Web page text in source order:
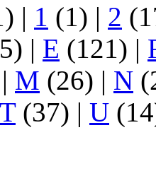
| 1 (1) | 2
| E (121) |
| M (26) | N
T(37) | U